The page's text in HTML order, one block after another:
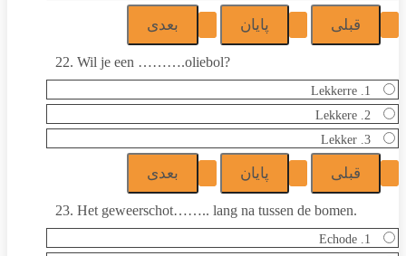
22. Wil je een ……….oliebol?
1. Lekkerre
2. Lekkere
3. Lekker
23. Het geweerschot…….. lang na tussen de bomen.
1. Echode